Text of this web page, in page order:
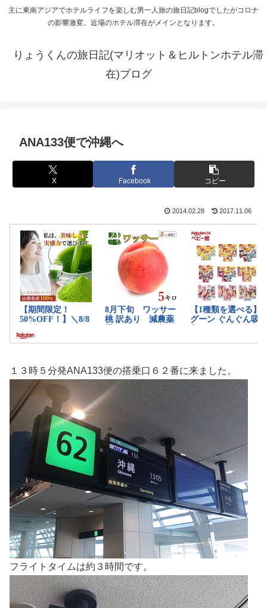
主に東南アジアでホテルライフを楽しむ男一人旅の旅日記blogでしたがコロナ
の影響激変。近場のホテル滞在がメインとなります。
りょうくんの旅日記(マリオット＆ヒルトンホテル滞
在)ブログ
ANA133便で沖縄へ
X Facebook コピー
2014.02.28 2017.11.06
１３時５分発ANA133便の搭乗口６２番に来ました。
フライトタイムは約３時間です。